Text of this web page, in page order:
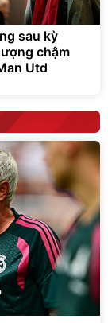
sau kỳ
chậm
Utd